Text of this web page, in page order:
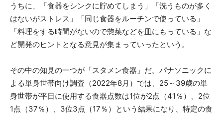
うちに、「食器をシンクに貯めてしまう」「洗うものが多く
はないがストレス」「同じ食器をルーチンで使っている」
「料理をする時間がないので惣菜などを皿にもっている」な
ど開発のヒントとなる意見が集まっていったという。
その中の知見の一つが「スタメン食器」だ。パナソニックに
よる単身世帯向け調査（2022年8月）では、25～39歳の単
身世帯が平日に使用する食器点数は1位が2点（41％）、2位
1点（37％）、3位3点（17％）という結果になり、特定の食